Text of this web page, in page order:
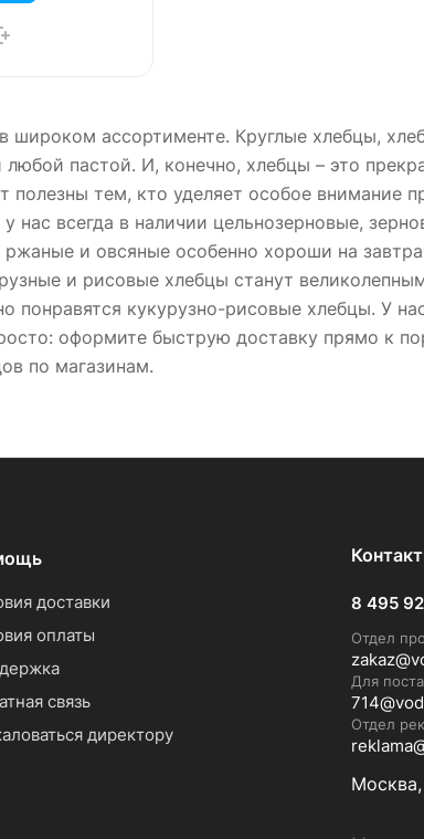
широком ассортименте. Круглые хлебцы,
пастой. И, конечно, хлебцы – это
тем, кто уделяет особое внимание
нас всегда в наличии цельнозерновые,
и овсяные особенно хороши на
и рисовые хлебцы станут
понравятся кукурузно-рисовые хлебцы. У
оформите быструю доставку прямо к
по магазинам.
доставки
оплаты
связь
директору
8 495
Отдел
Для
Отдел